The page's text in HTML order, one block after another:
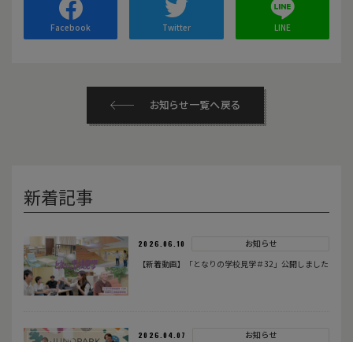
Facebook Twitter LINE
お知らせ一覧へ戻る
新着記事
2026.06.10
お知らせ
【新着動画】「となりの学校見学＃32」公開しました
2026.04.07
お知らせ